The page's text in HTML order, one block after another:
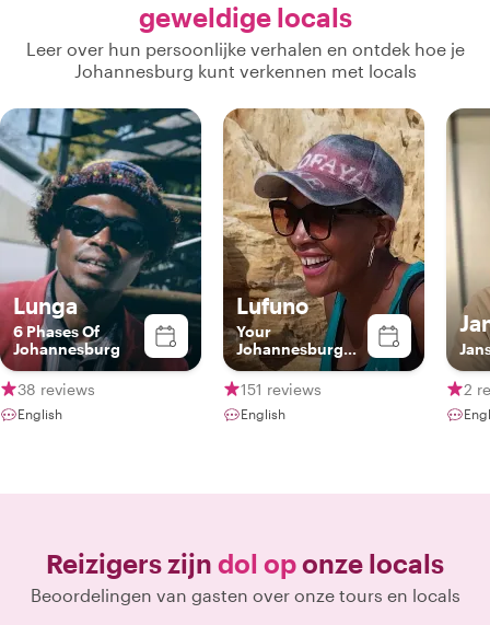
geweldige locals
Leer over hun persoonlijke verhalen en ontdek hoe je
Johannesburg kunt verkennen met locals
Lunga
6 Phases Of
Johannesburg
38 reviews
English
Lufuno
Your
Johannesburg
Local
151 reviews
English
2
Reizigers zijn dol oponze locals
Beoordelingen van gasten over onze tours en locals